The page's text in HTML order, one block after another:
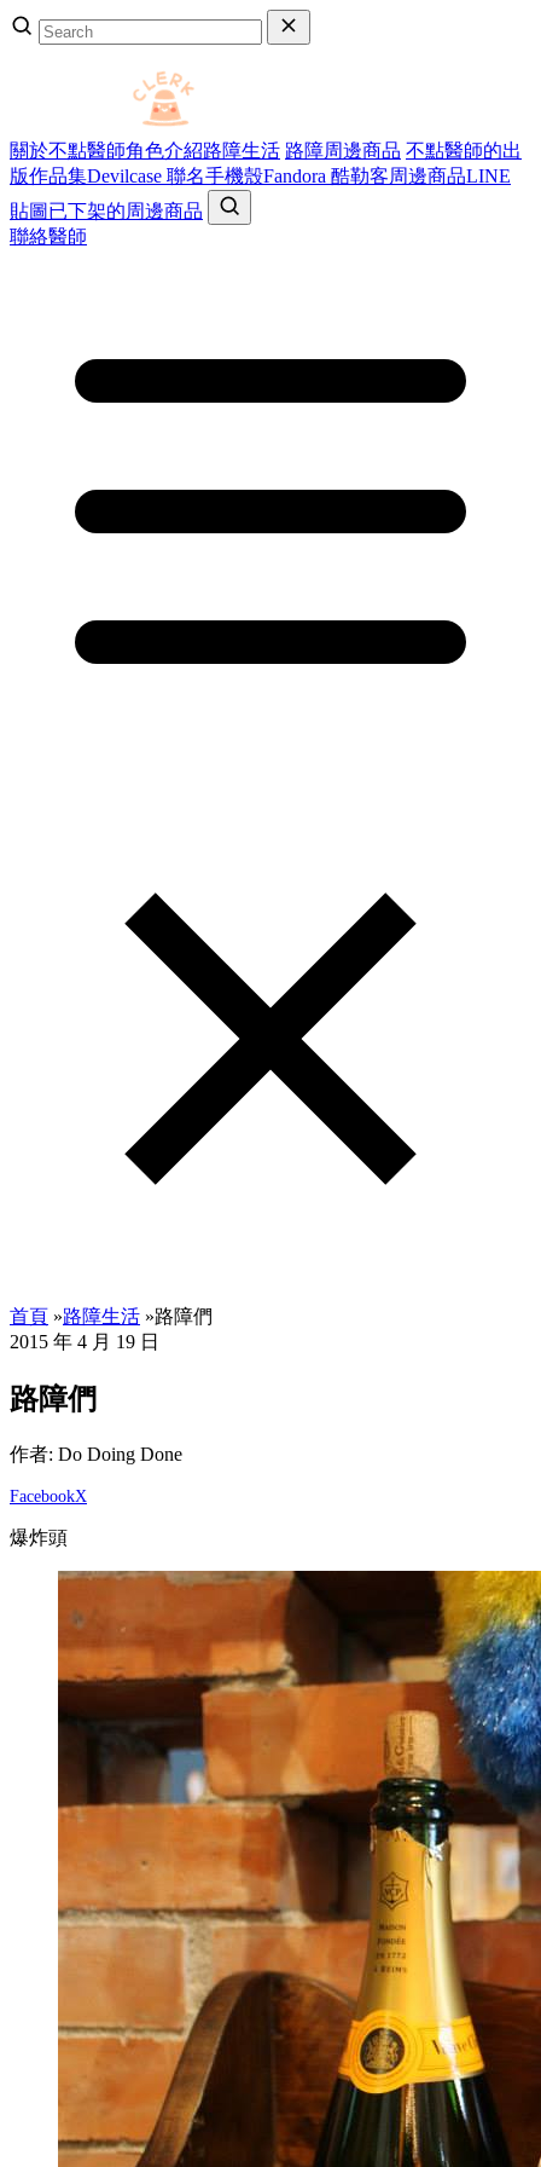
關於不點醫師角色介紹路障生活 路障周邊商品 不點醫師的出
版作品集Devilcase 聯名手機殼Fandora 酷勒客周邊商品LINE
貼圖 已下架的周邊商品
聯絡醫師
首頁 »路障生活 »路障們
2015 年 4 月 19 日
路障們
作者: Do Doing Done
FacebookX
爆炸頭